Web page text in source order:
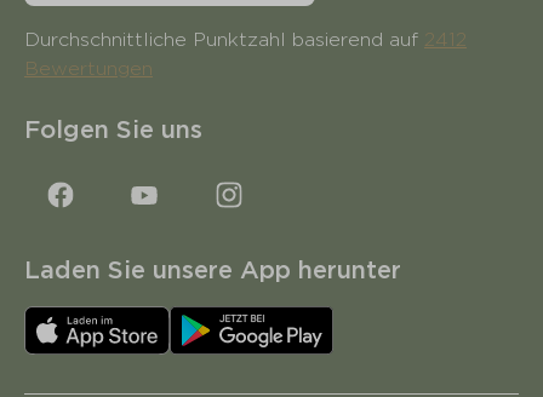
Durchschnittliche Punktzahl basierend auf 2412
Bewertungen
Folgen Sie uns
Laden Sie unsere App herunter